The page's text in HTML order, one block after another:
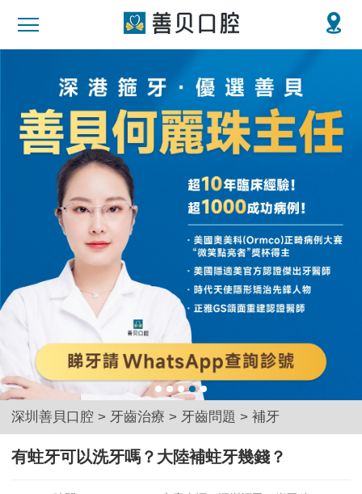
深圳善貝口腔 > 牙齒治療 > 牙齒問題 > 補牙
有蛀牙可以洗牙嗎？大陸補蛀牙幾錢？